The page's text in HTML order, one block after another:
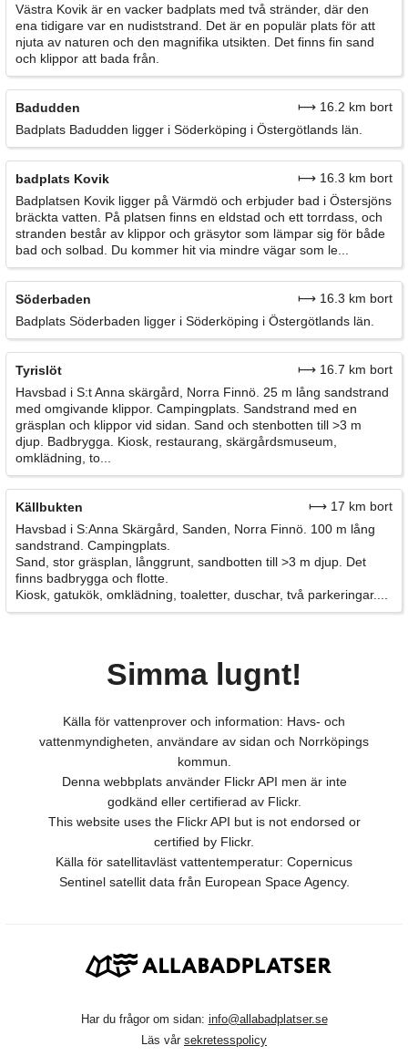
Västra Kovik är en vacker badplats med två stränder, där den
ena tidigare var en nudiststrand. Det är en populär plats för att
njuta av naturen och den magnifika utsikten. Det finns fin sand
och klippor att bada från.
Badudden
⟼ 16.2 km bort
Badplats Badudden ligger i Söderköping i Östergötlands län.
badplats Kovik
⟼ 16.3 km bort
Badplatsen Kovik ligger på Värmdö och erbjuder bad i Östersjöns
bräckta vatten. På platsen finns en eldstad och ett torrdass, och
stranden består av klippor och gräsytor som lämpar sig för både
bad och solbad. Du kommer hit via mindre vägar som le...
Söderbaden
⟼ 16.3 km bort
Badplats Söderbaden ligger i Söderköping i Östergötlands län.
Tyrislöt
⟼ 16.7 km bort
Havsbad i S:t Anna skärgård, Norra Finnö. 25 m lång sandstrand
med omgivande klippor. Campingplats. Sandstrand med en
gräsplan och klippor vid sidan. Sand och stenbotten till >3 m
djup. Badbrygga. Kiosk, restaurang, skärgårdsmuseum,
omklädning, to...
Källbukten
⟼ 17 km bort
Havsbad i S:Anna Skärgård, Sanden, Norra Finnö. 100 m lång
sandstrand. Campingplats.
Sand, stor gräsplan, långgrunt, sandbotten till >3 m djup. Det
finns badbrygga och flotte.
Kiosk, gatukök, omklädning, toaletter, duschar, två parkeringar....
Simma lugnt!
Källa för vattenprover och information: Havs- och
vattenmyndigheten, användare av sidan och Norrköpings
kommun.
Denna webbplats använder Flickr API men är inte
godkänd eller certifierad av Flickr.
This website uses the Flickr API but is not endorsed or
certified by Flickr.
Källa för satellitavläst vattentemperatur: Copernicus
Sentinel satellit data från European Space Agency.
Har du frågor om sidan: info@allabadplatser.se
Läs vår sekretesspolicy